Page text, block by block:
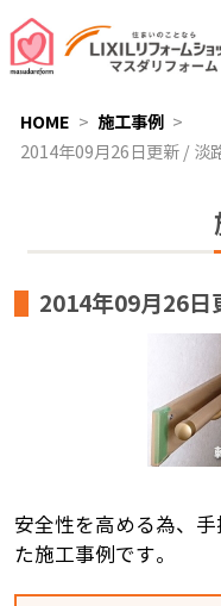
HOME
施工事例
2014年09月26日更新 / 淡
2014年09月26日
安全性を高める為、
た施工事例です。